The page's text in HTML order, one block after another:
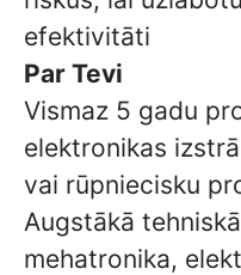
efektivitāti
Par Tevi
Vismaz 5 gadu
elektronikas
vai rūpniecisku
Augstākā
mehatronika,